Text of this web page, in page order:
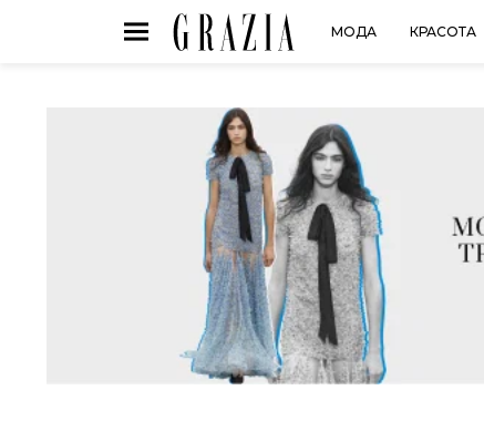
МОДА КРАСОТА